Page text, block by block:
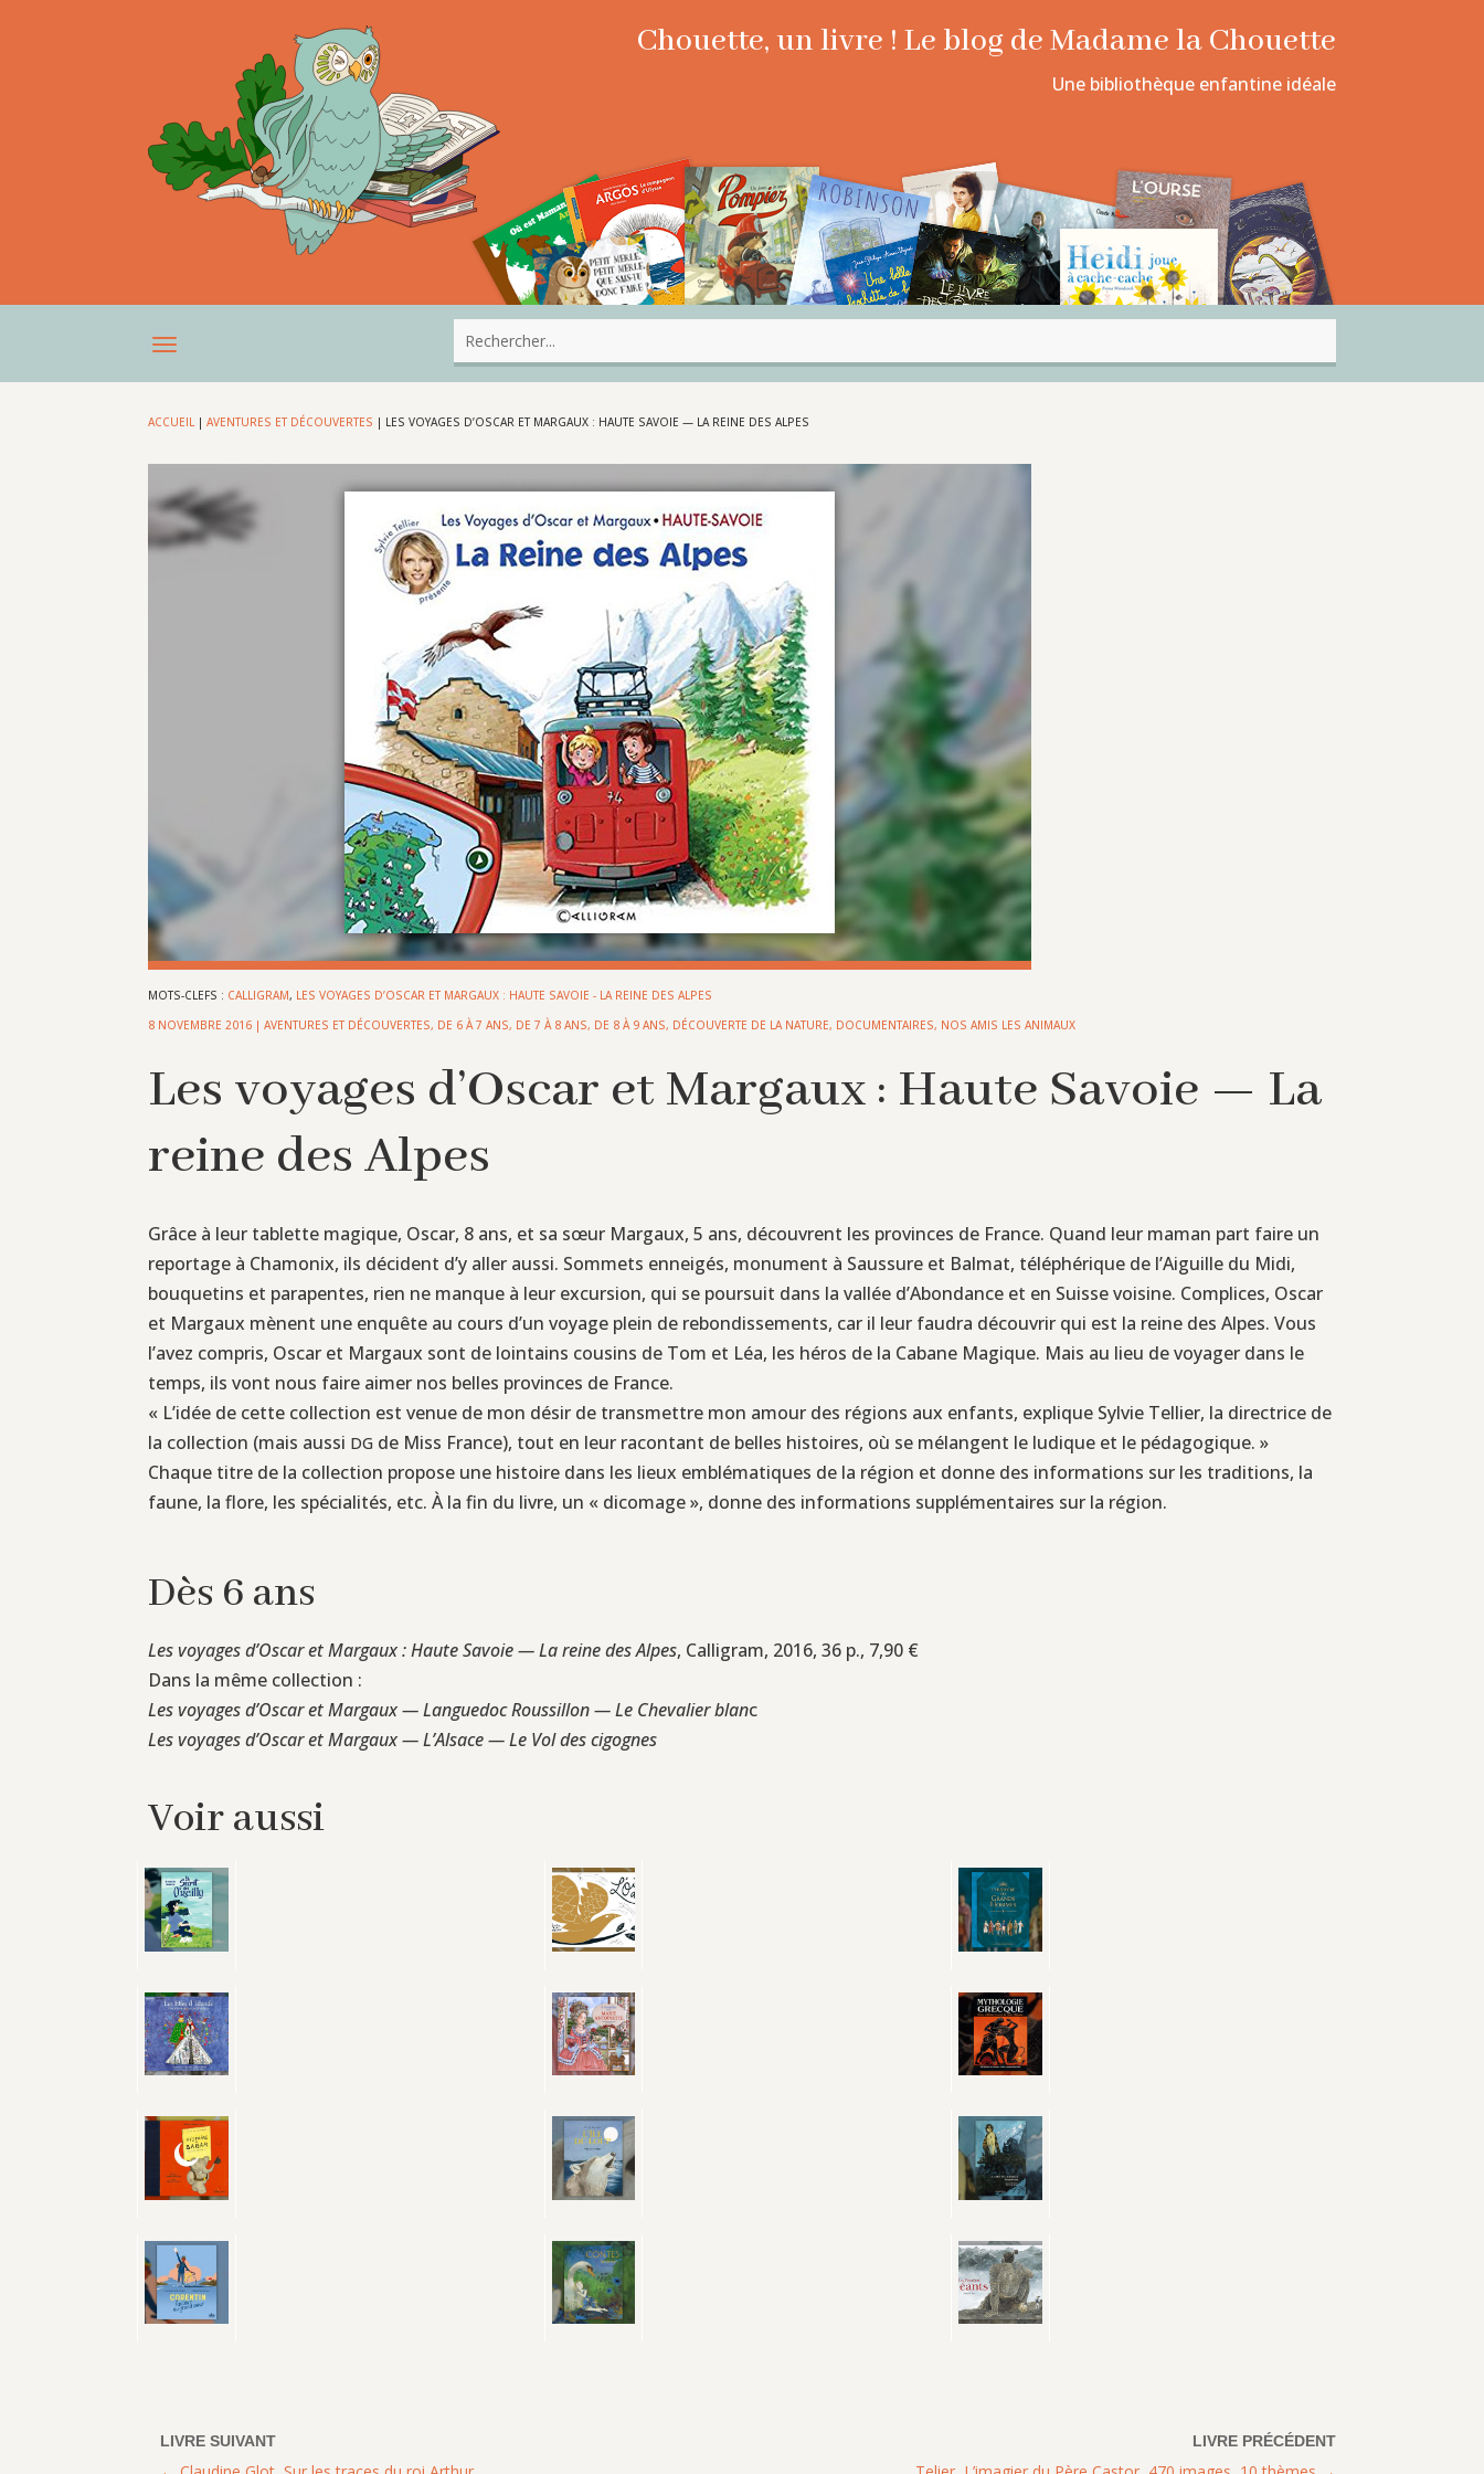
Chouette, un livre ! Le blog de Madame la Chouette
Une bibliothèque enfantine idéale
ACCUEIL |AVENTURES ET DÉCOUVERTES | LES VOYAGES D’OSCAR ET MARGAUX : HAUTE SAVOIE — LA REINE DES ALPES
MOTS-CLEFS : CALLIGRAM, LES VOYAGES D’OSCAR ET MARGAUX : HAUTE SAVOIE - LA REINE DES ALPES
8 NOVEMBRE 2016 |AVENTURES ET DÉCOUVERTES, DE 6 À 7 ANS, DE 7 À 8 ANS, DE 8 À 9 ANS, DÉCOUVERTE DE LA NATURE, DOCUMENTAIRES, NOS AMIS LES ANIMAUX
Les voyages d’Oscar et Margaux : Haute Savoie — La
reine des Alpes
Grâce à leur tablette magique, Oscar, 8 ans, et sa sœur Margaux, 5 ans, découvrent les provinces de France. Quand leur maman part faire un
reportage à Chamonix, ils décident d’y aller aussi. Sommets enneigés, monument à Saussure et Balmat, téléphérique de l’Aiguille du Midi,
bouquetins et parapentes, rien ne manque à leur excursion, qui se poursuit dans la vallée d’Abondance et en Suisse voisine. Complices, Oscar
et Margaux mènent une enquête au cours d’un voyage plein de rebondissements, car il leur faudra découvrir qui est la reine des Alpes. Vous
l’avez compris, Oscar et Margaux sont de lointains cousins de Tom et Léa, les héros de la Cabane Magique. Mais au lieu de voyager dans le
temps, ils vont nous faire aimer nos belles provinces de France.
« L’idée de cette collection est venue de mon désir de transmettre mon amour des régions aux enfants, explique Sylvie Tellier, la directrice de
la collection (mais aussi DG de Miss France), tout en leur racontant de belles histoires, où se mélangent le ludique et le pédagogique. »
Chaque titre de la collection propose une histoire dans les lieux emblématiques de la région et donne des informations sur les traditions, la
faune, la flore, les spécialités, etc. À la fin du livre, un « dicomage », donne des informations supplémentaires sur la région.
Dès 6 ans
Les voyages d’Oscar et Margaux : Haute Savoie — La reine des Alpes, Calligram, 2016, 36 p., 7,90 €
Dans la même collection :
Les voyages d’Oscar et Margaux — Languedoc Roussillon — Le Chevalier blanc
Les voyages d’Oscar et Margaux — L’Alsace — Le Vol des cigognes
Voir aussi